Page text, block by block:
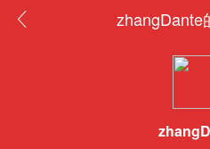
zhangDante